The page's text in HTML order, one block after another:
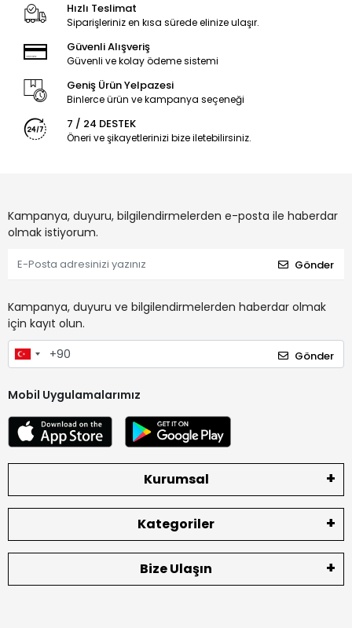
Hızlı Teslimat
Siparişleriniz en kısa sürede elinize ulaşır.
Güvenli Alışveriş
Güvenli ve kolay ödeme sistemi
Geniş Ürün Yelpazesi
Binlerce ürün ve kampanya seçeneği
7 / 24 DESTEK
Öneri ve şikayetlerinizi bize iletebilirsiniz.
Kampanya, duyuru, bilgilendirmelerden e-posta ile haberdar
olmak istiyorum.
Gönder
Kampanya, duyuru ve bilgilendirmelerden haberdar olmak
için kayıt olun.
Gönder
Mobil Uygulamalarımız
Kurumsal
Kategoriler
Bize Ulaşın